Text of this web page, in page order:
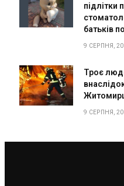
підлітки
батьків
9 СЕРПНЯ,
Троє
9 СЕРПНЯ,